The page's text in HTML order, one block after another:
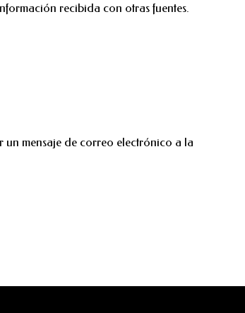
recibida con otras fuentes.
mensaje de correo electrónico a la